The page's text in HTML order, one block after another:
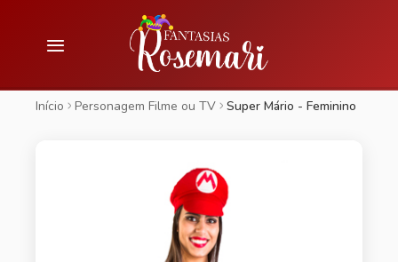
Início Personagem Filme ou TV Super Mário - Feminino